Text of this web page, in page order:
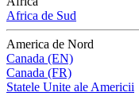
Africa de Sud
America de Nord
Canada (EN)
Canada (FR)
Statele Unite ale Americii